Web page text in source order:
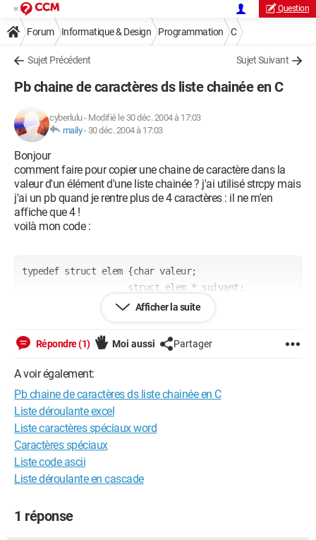
Question
Forum Informatique & Design Programmation C
Sujet Précédent Sujet Suivant
Pb chaine de caractères ds liste chainée en C
cyberlulu- Modifié le 30 déc. 2004 à 17:03
maily- 30 déc. 2004 à 17:03
Bonjour
comment faire pour copier une chaine de caractère dans la
valeur d'un élément d'une liste chainée ? j'ai utilisé strcpy mais
j'ai un pb quand je rentre plus de 4 caractères : il ne m'en
affiche que 4 !
voilà mon code :
typedef struct elem {char valeur;
                    } element;
typedef element * liste;
liste l=NULL;
main()
  l=(element*)malloc(sizeof(element));
  strcpy(&l->valeur,nb);
  l->suivant=NULL;
  printf("%s",nb);
Afficher la suite
Répondre (1) Moi aussi Partager
A voir également:
Pb chaine de caractères ds liste chainée en C
Liste déroulante excel
Liste caractères spéciaux word
Caractères spéciaux
Liste code ascii
Liste déroulante en cascade
1 réponse